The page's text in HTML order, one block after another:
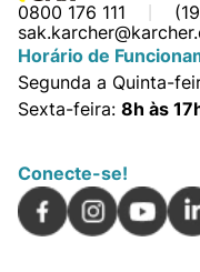
0800 176 111
Horário de
Segunda a Quinta-
Sexta-feira: 8h às
Conecte-se!